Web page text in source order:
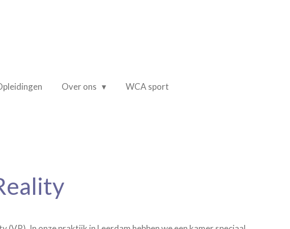
Over ons WCA sport